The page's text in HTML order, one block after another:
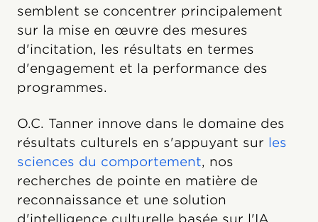
semblent se concentrer principalement
sur la mise en œuvre des mesures
d'incitation, les résultats en termes
d'engagement et la performance des
programmes.
O.C. Tanner innove dans le domaine des
résultats culturels en s'appuyant sur les
sciences du comportement, nos
recherches de pointe en matière de
reconnaissance et une solution
d'intelligence culturelle basée sur l'IA